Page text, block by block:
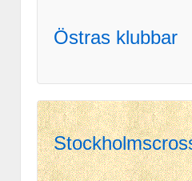
Östras klubbar